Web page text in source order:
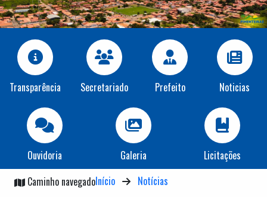
Transparência Secretariado Prefeito Noticias
Ouvidoria Galeria
Licitações
Caminho navegadoInício Notícias